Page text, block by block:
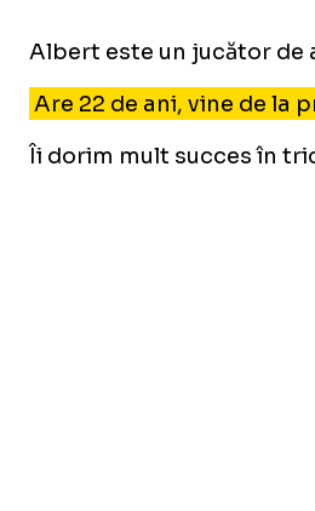
Albert este un jucător de
Are 22 de ani, vine de la
Îi dorim mult succes în